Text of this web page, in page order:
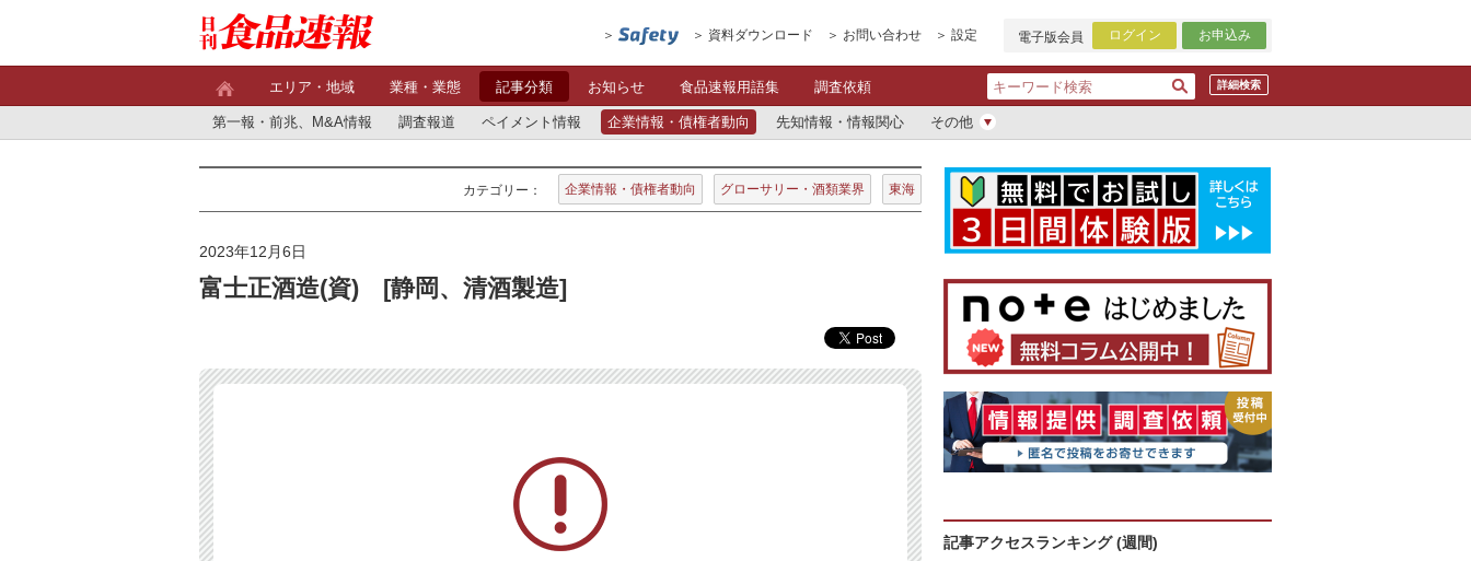
資料ダウンロード お問い合わせ 設定 電子版会員 ログイン お申込み
詳細検索
エリア・地域 業種・業態 記事分類 お知らせ 食品速報用語集 調査依頼
第一報・前兆、M&A情報 調査報道 ペイメント情報 企業情報・債権者動向 先知情報・情報関心 その他
カテゴリー： 企業情報・債権者動向 グローサリー・酒類業界 東海
2023年12月6日
富士正酒造(資) [静岡、清酒製造]
記事アクセスランキング (週間)